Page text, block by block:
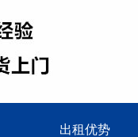
出租优势